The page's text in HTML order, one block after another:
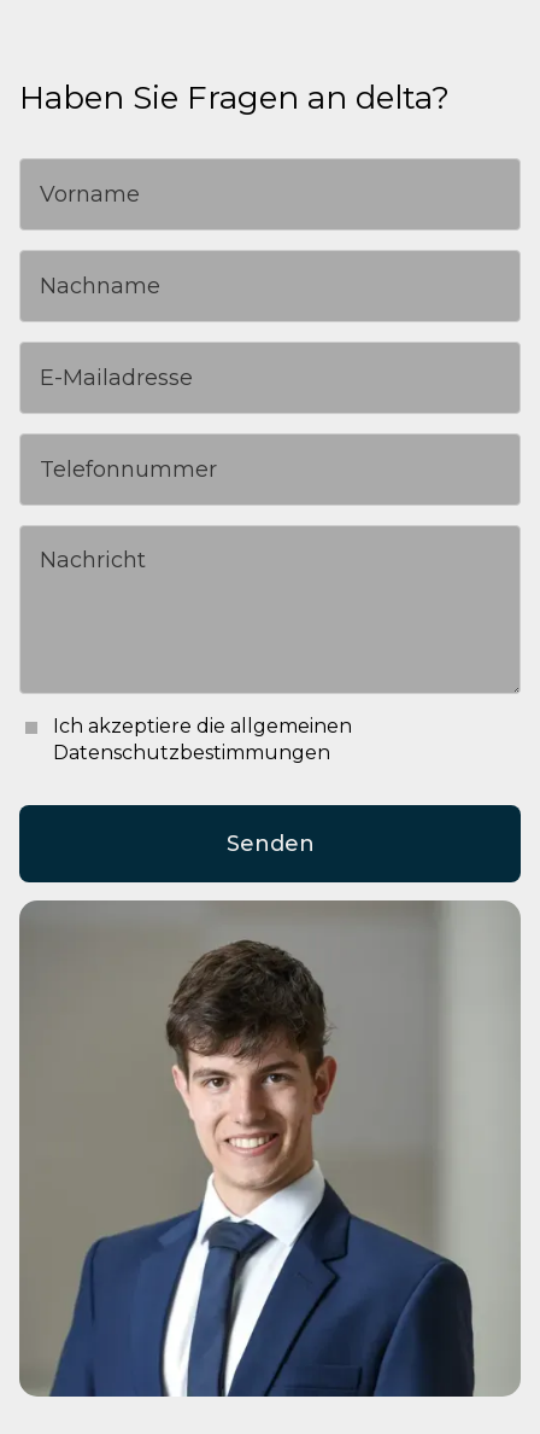
Haben Sie Fragen an delta?
Ich akzeptiere die allgemeinen
Datenschutzbestimmungen